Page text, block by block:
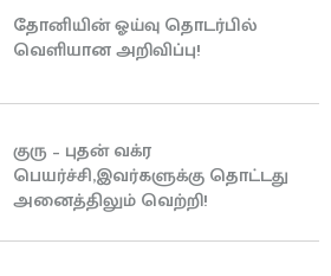
தோனியின் ஓய்வு தொடர்பில்
வெளியான அறிவிப்பு!
குரு – புதன் வக்ர
பெயர்ச்சி,இவர்களுக்கு தொட்டது
அனைத்திலும் வெற்றி!